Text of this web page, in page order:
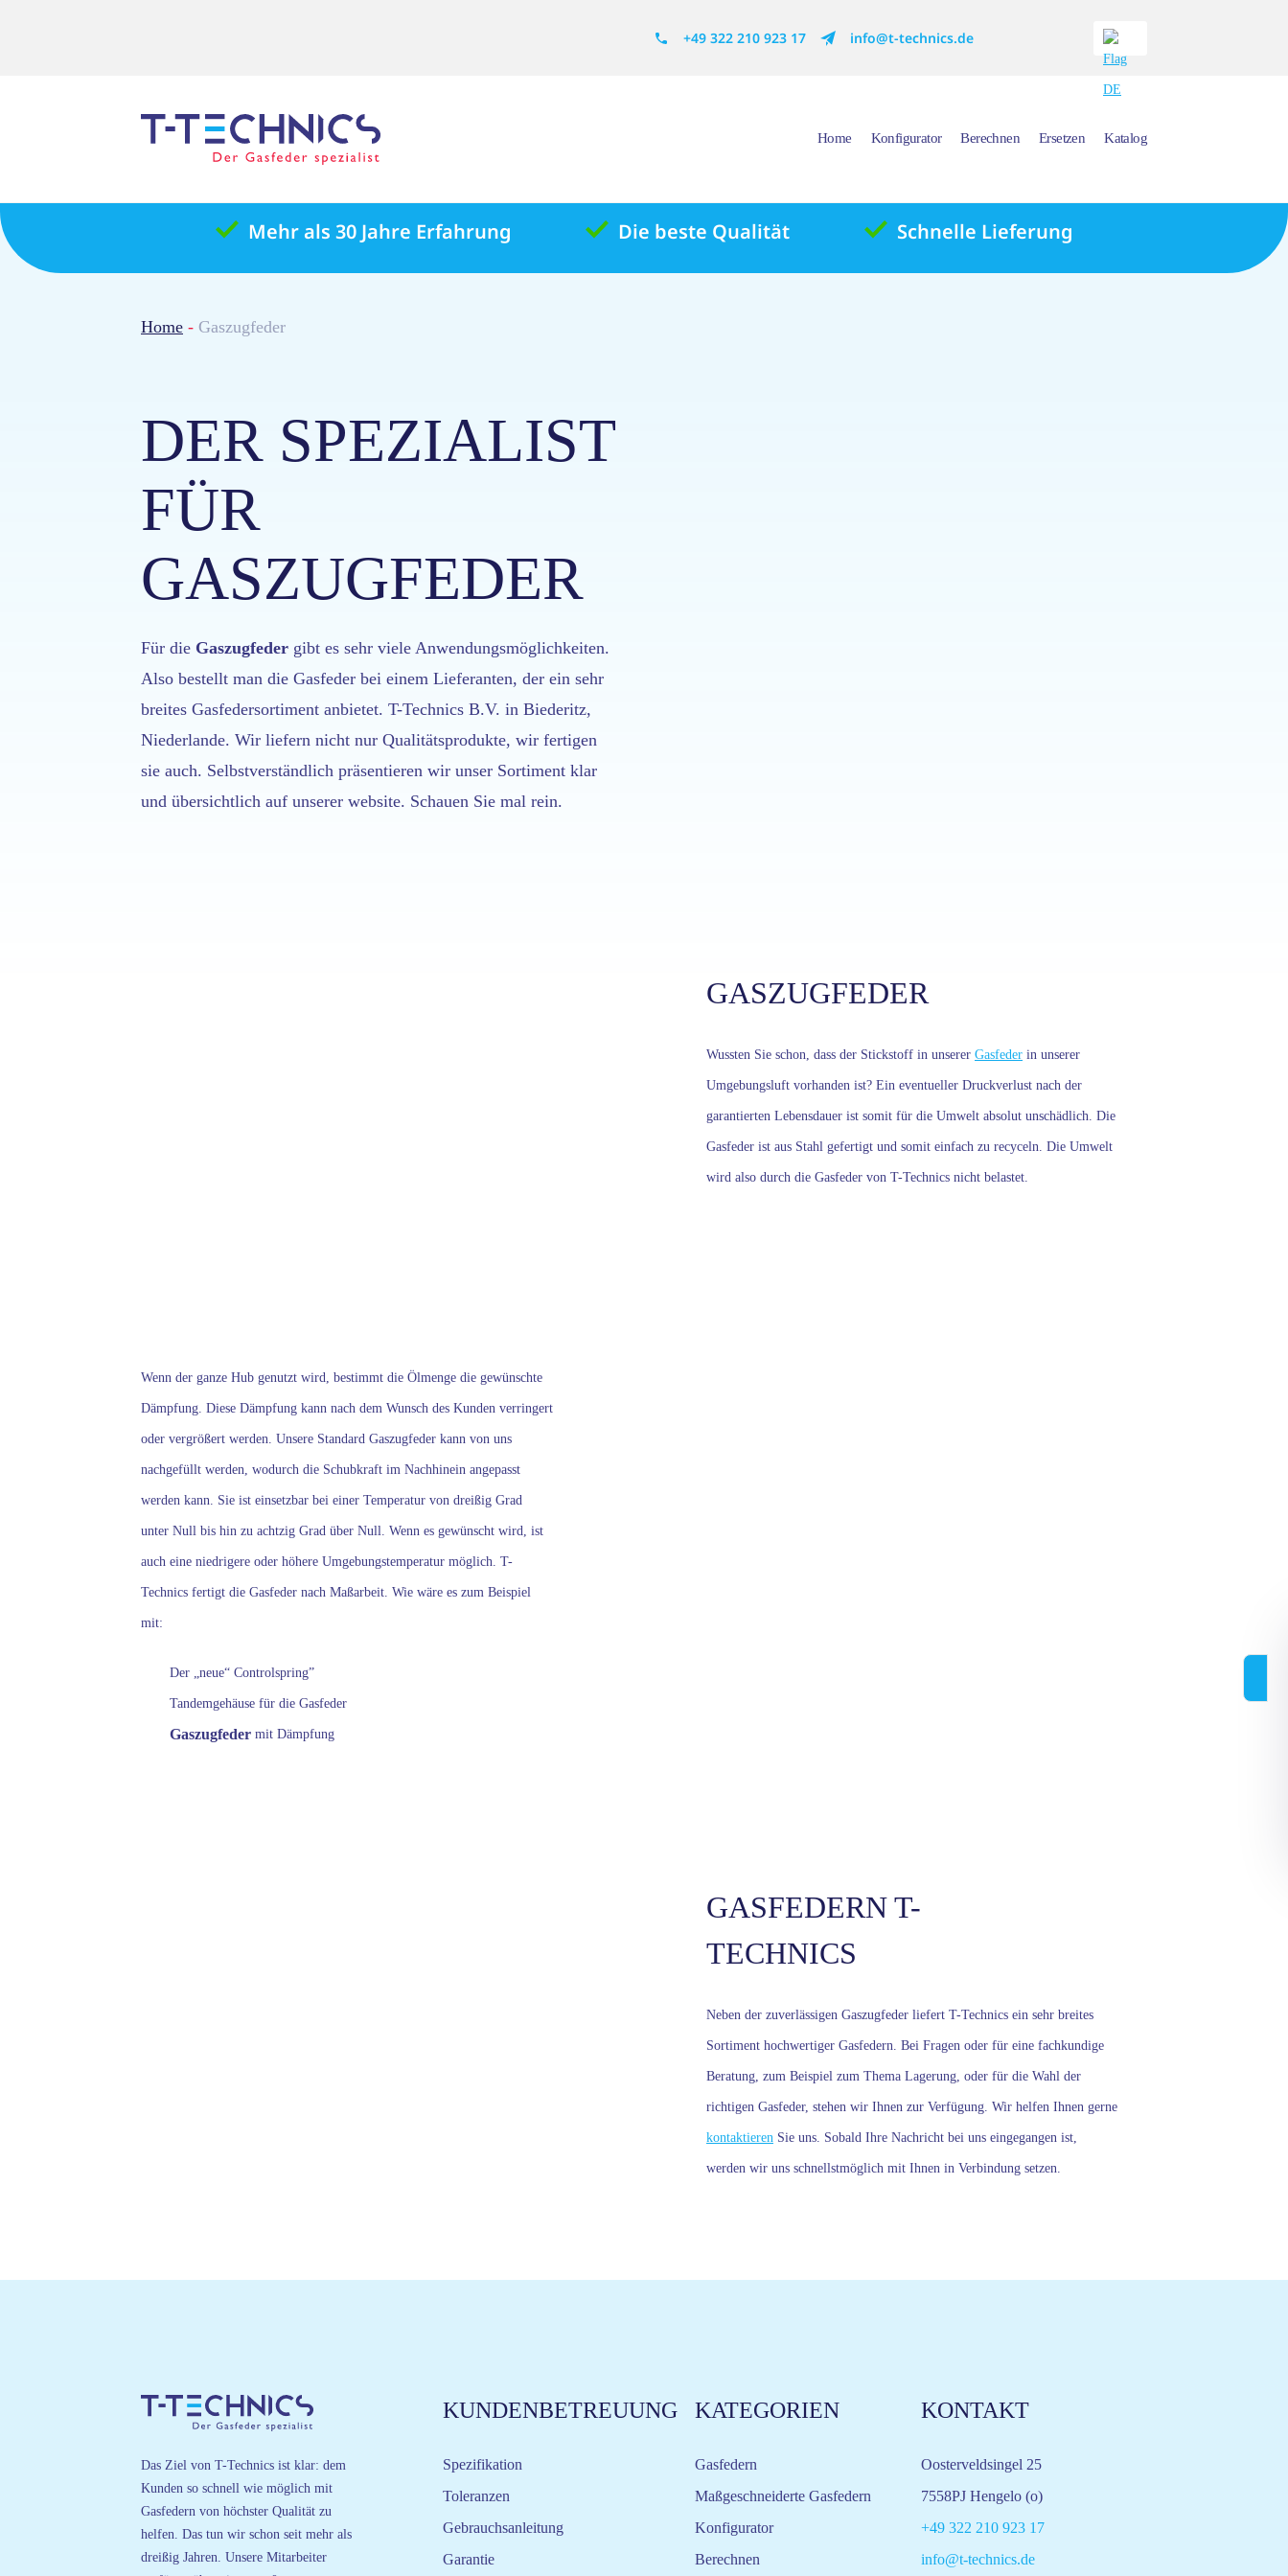
+49 322 210 923 17 info@t-technics.de
Home Konfigurator Berechnen Ersetzen Katalog
Mehr als 30 Jahre Erfahrung Die beste Qualität Schnelle Lieferung
Home - Gaszugfeder
DER SPEZIALIST
FÜR
GASZUGFEDER
Für die Gaszugfeder gibt es sehr viele Anwendungsmöglichkeiten.
Also bestellt man die Gasfeder bei einem Lieferanten, der ein sehr
breites Gasfedersortiment anbietet. T-Technics B.V. in Biederitz,
Niederlande. Wir liefern nicht nur Qualitätsprodukte, wir fertigen
sie auch. Selbstverständlich präsentieren wir unser Sortiment klar
und übersichtlich auf unserer website. Schauen Sie mal rein.
GASZUGFEDER
Wussten Sie schon, dass der Stickstoff in unserer Gasfeder in unserer
Umgebungsluft vorhanden ist? Ein eventueller Druckverlust nach der
garantierten Lebensdauer ist somit für die Umwelt absolut unschädlich. Die
Gasfeder ist aus Stahl gefertigt und somit einfach zu recyceln. Die Umwelt
wird also durch die Gasfeder von T-Technics nicht belastet.
Wenn der ganze Hub genutzt wird, bestimmt die Ölmenge die gewünschte
Dämpfung. Diese Dämpfung kann nach dem Wunsch des Kunden verringert
oder vergrößert werden. Unsere Standard Gaszugfeder kann von uns
nachgefüllt werden, wodurch die Schubkraft im Nachhinein angepasst
werden kann. Sie ist einsetzbar bei einer Temperatur von dreißig Grad
unter Null bis hin zu achtzig Grad über Null. Wenn es gewünscht wird, ist
auch eine niedrigere oder höhere Umgebungstemperatur möglich. T-
Technics fertigt die Gasfeder nach Maßarbeit. Wie wäre es zum Beispiel
mit:
Der „neue“ Controlspring”
Tandemgehäuse für die Gasfeder
Gaszugfeder mit Dämpfung
GASFEDERN T-
TECHNICS
Neben der zuverlässigen Gaszugfeder liefert T-Technics ein sehr breites
Sortiment hochwertiger Gasfedern. Bei Fragen oder für eine fachkundige
Beratung, zum Beispiel zum Thema Lagerung, oder für die Wahl der
richtigen Gasfeder, stehen wir Ihnen zur Verfügung. Wir helfen Ihnen gerne
kontaktieren Sie uns. Sobald Ihre Nachricht bei uns eingegangen ist,
werden wir uns schnellstmöglich mit Ihnen in Verbindung setzen.
Das Ziel von T-Technics ist klar: dem
Kunden so schnell wie möglich mit
Gasfedern von höchster Qualität zu
helfen. Das tun wir schon seit mehr als
dreißig Jahren. Unsere Mitarbeiter
KUNDENBETREUUNG
Spezifikation
Toleranzen
Gebrauchsanleitung
Garantie
KATEGORIEN
Gasfedern
Maßgeschneiderte Gasfedern
Konfigurator
Berechnen
KONTAKT
Oosterveldsingel 25
7558PJ Hengelo (o)
+49 322 210 923 17
info@t-technics.de